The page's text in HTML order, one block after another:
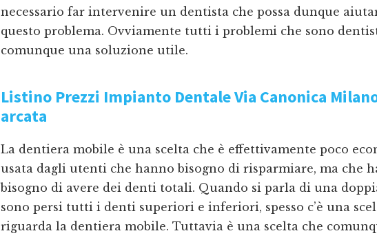
necessario far intervenire un dentista che possa dunque
questo problema. Ovviamente tutti i problemi che sono
comunque una soluzione utile.
Listino Prezzi Impianto Dentale Via Canonica
arcata
La dentiera mobile è una scelta che è effettivamente poco
usata dagli utenti che hanno bisogno di risparmiare, ma che
bisogno di avere dei denti totali. Quando si parla di una
sono persi tutti i denti superiori e inferiori, spesso c’è una
riguarda la dentiera mobile. Tuttavia è una scelta che